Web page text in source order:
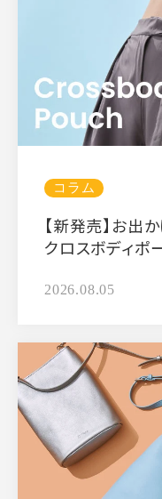
コラム
【新発売】お出
クロスボディポ
2026.08.05